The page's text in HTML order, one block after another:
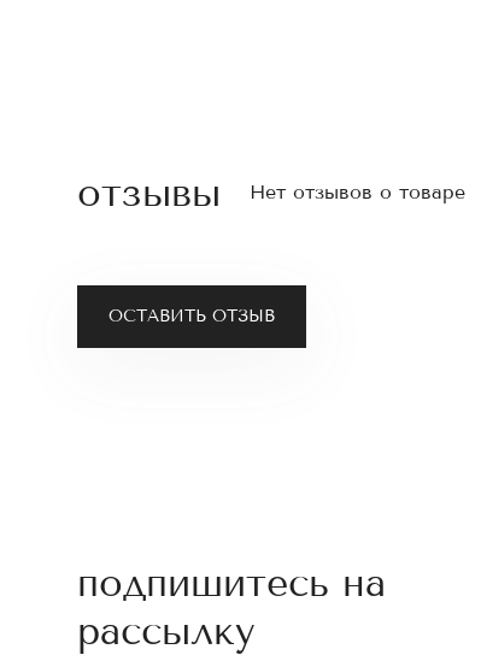
отзывы Нет отзывов о товаре
ОСТАВИТЬ ОТЗЫВ
подпишитесь на
рассылку